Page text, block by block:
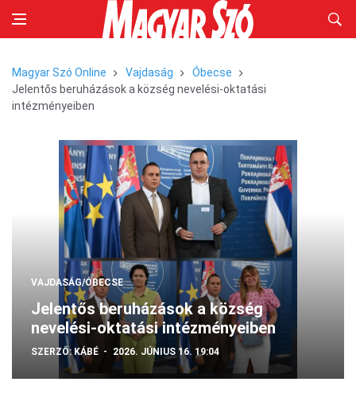
Magyar Szó Online Vajdaság
Óbecse
Jelentős beruházások a község nevelési-oktatási
intézményeiben
VAJDASÁG/ÓBECSE
Jelentős beruházások a község
nevelési-oktatási intézményeiben
SZERZŐ:KÁBÉ 2026. JÚNIUS 16. 19:04